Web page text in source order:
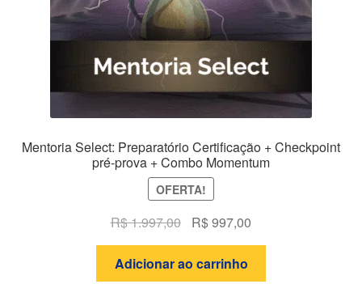
Mentoria Select: Preparatório Certificação + Checkpoint
pré-prova + Combo Momentum
OFERTA!
R$1.997,00
O
preço
original
era:
R$997,00
preço
é:
Adicionar ao carrinho